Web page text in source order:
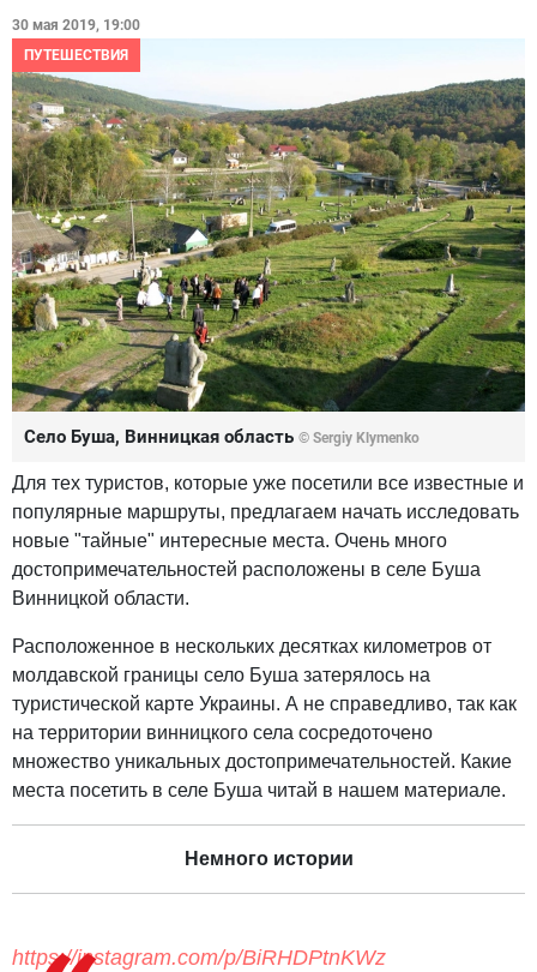
30 мая 2019, 19:00
ПУТЕШЕСТВИЯ
Село Буша, Винницкая область © Sergiy Klymenko
Для тех туристов, которые уже посетили все известные и
популярные маршруты, предлагаем начать исследовать
новые "тайные" интересные места. Очень много
достопримечательностей расположены в селе Буша
Винницкой области.
Расположенное в нескольких десятках километров от
молдавской границы село Буша затерялось на
туристической карте Украины. А не справедливо, так как
на территории винницкого села сосредоточено
множество уникальных достопримечательностей. Какие
места посетить в селе Буша читай в нашем материале.
Немного истории
https://instagram.com/p/BiRHDPtnKWz